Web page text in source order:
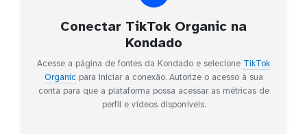
Conectar TikTok Organic na
Kondado
Acesse a página de fontes da Kondado e selecione TikTok
Organic para iniciar a conexão. Autorize o acesso à sua
conta para que a plataforma possa acessar as métricas de
perfil e vídeos disponíveis.